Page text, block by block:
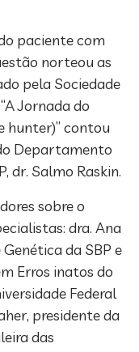
paciente com
norteou as
pela Sociedade
Jornada do
hunter)” contou
Departamento
dr. Salmo Raskin.
sobre o
dra. Ana
da SBP e
Erros inatos do
Federal
presidente da
das